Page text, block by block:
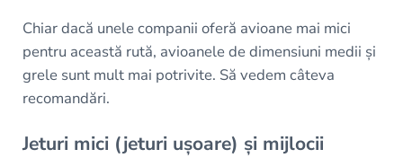
Chiar dacă unele companii oferă avioane mai mici
pentru această rută, avioanele de dimensiuni medii și
grele sunt mult mai potrivite. Să vedem câteva
recomandări.
Jeturi mici (jeturi ușoare) și mijlocii